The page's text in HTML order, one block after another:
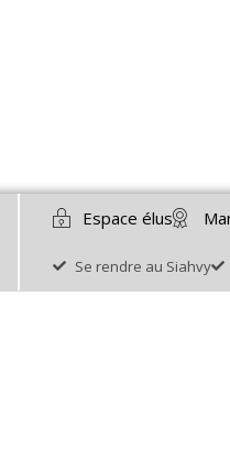
Espace élus
Se rendre au Siahvy